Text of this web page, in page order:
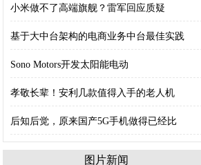
小米做不了高端旗舰？雷军回应质疑
基于大中台架构的电商业务中台最佳实践
Sono Motors开发太阳能电动
孝敬长辈！安利几款值得入手的老人机
后知后觉，原来国产5G手机做得已经比
图片新闻